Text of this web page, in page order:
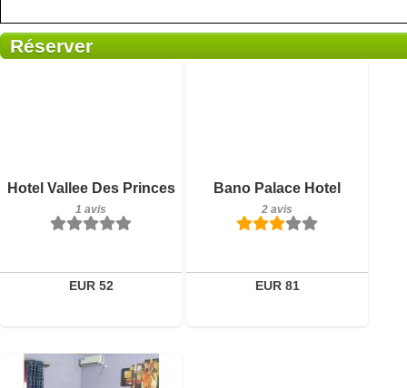
Réserver
Hotel Vallee Des Princes
1 avis
EUR 52
Bano Palace Hotel
2 avis
EUR 81
Détails
Réserver